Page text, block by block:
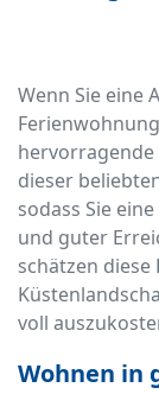
Wenn Sie eine
dieser
sodass Sie
und guter
schätzen
voll
Wohnen in